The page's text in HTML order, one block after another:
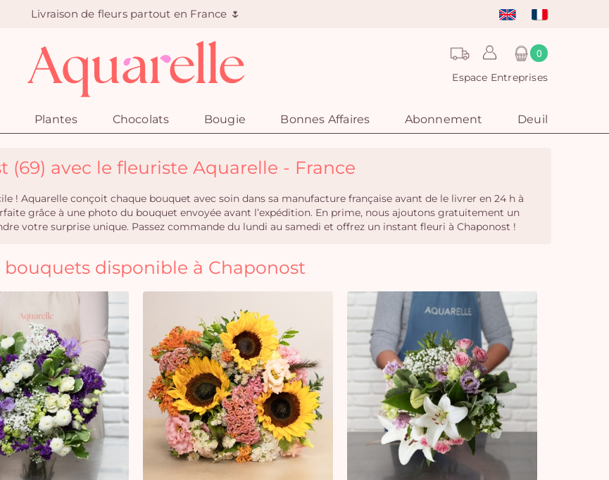
Livraison de fleurs partout en France 🌷
0
Espace Entreprises
Plantes Chocolats Bougie Bonnes Affaires Abonnement Deuil
(69) avec le fleuriste Aquarelle - France
! Aquarelle conçoit chaque bouquet avec soin dans sa manufacture française avant de le livrer en 24 h à
grâce à une photo du bouquet envoyée avant l’expédition. En prime, nous ajoutons gratuitement un
votre surprise unique. Passez commande du lundi au samedi et offrez un instant fleuri à Chaponost !
bouquets disponible à Chaponost